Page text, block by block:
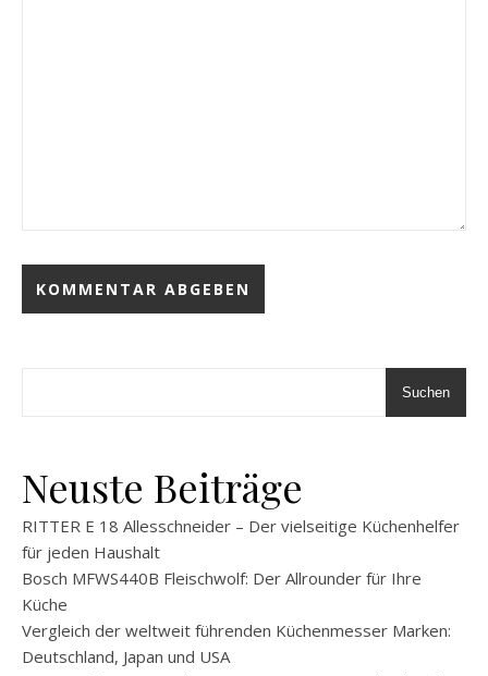
Suchen
Neuste Beiträge
RITTER E 18 Allesschneider – Der vielseitige Küchenhelfer
für jeden Haushalt
Bosch MFWS440B Fleischwolf: Der Allrounder für Ihre
Küche
Vergleich der weltweit führenden Küchenmesser Marken:
Deutschland, Japan und USA